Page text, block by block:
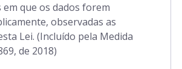
em que os dados forem
observadas as
Lei. (Incluído pela Medida
de 2018)